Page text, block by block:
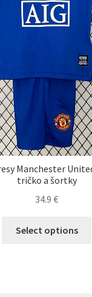
Manchester
tričko a šortky
34.9 €
Select options